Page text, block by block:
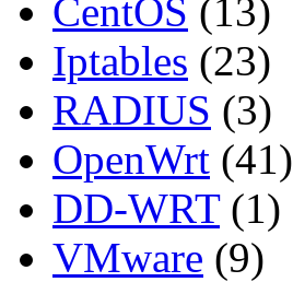
CentOS (13)
Iptables (23)
RADIUS (3)
OpenWrt (41)
DD-WRT(1)
VMware (9)